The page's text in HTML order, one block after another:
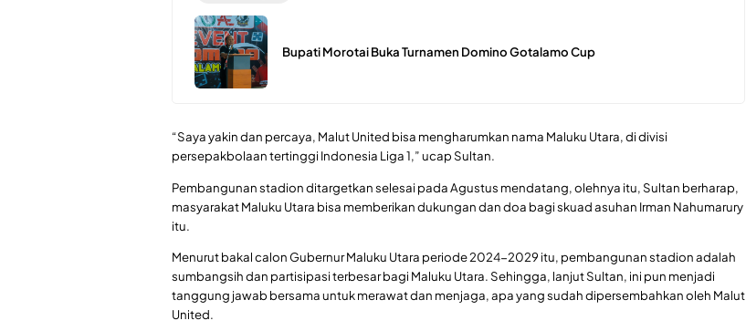
Bupati Morotai Buka Turnamen Domino Gotalamo Cup
“Saya yakin dan percaya, Malut United bisa mengharumkan nama Maluku Utara, di divisi
persepakbolaan tertinggi Indonesia Liga 1,” ucap Sultan.
Pembangunan stadion ditargetkan selesai pada Agustus mendatang, olehnya itu, Sultan berharap,
masyarakat Maluku Utara bisa memberikan dukungan dan doa bagi skuad asuhan Irman Nahumarury
itu.
Menurut bakal calon Gubernur Maluku Utara periode 2024-2029 itu, pembangunan stadion adalah
sumbangsih dan partisipasi terbesar bagi Maluku Utara. Sehingga, lanjut Sultan, ini pun menjadi
tanggung jawab bersama untuk merawat dan menjaga, apa yang sudah dipersembahkan oleh Malut
United.